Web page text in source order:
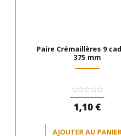
Paire Crémaillères 9
375 mm
Note
0
sur
1,10 €
AJOUTER AU